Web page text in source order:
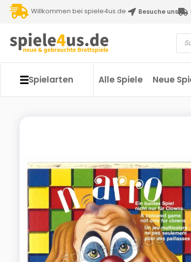
Willkommen bei spiele4us.de Besuche uns
Spielarten Alle Spiele Neue